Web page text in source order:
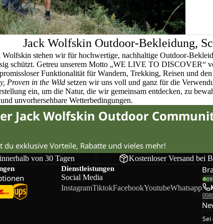
Jack Wolfskin Outdoor-Bekleidung,
Wolfskin stehen wir für hochwertige, nachhaltige Outdoor-
schützt. Getreu unserem Motto „WE LIVE TO DISCOVER“
Funktionalität für Wandern, Trekking, Reisen und
Proven in the Wild setzen wir uns voll und ganz für die
ein, um die Natur, die wir gemeinsam entdecken, zu
unvorhersehbare Wetterbedingungen.
Jack Wolfskin Outdoor
exklusive Vorteile, Rabatte und vieles mehr!
von 30 Tagen Kostenloser Versand bei
Dienstleistungen
Social Media
InstagramTiktokFacebookYoutubeWhatsapp
Sei